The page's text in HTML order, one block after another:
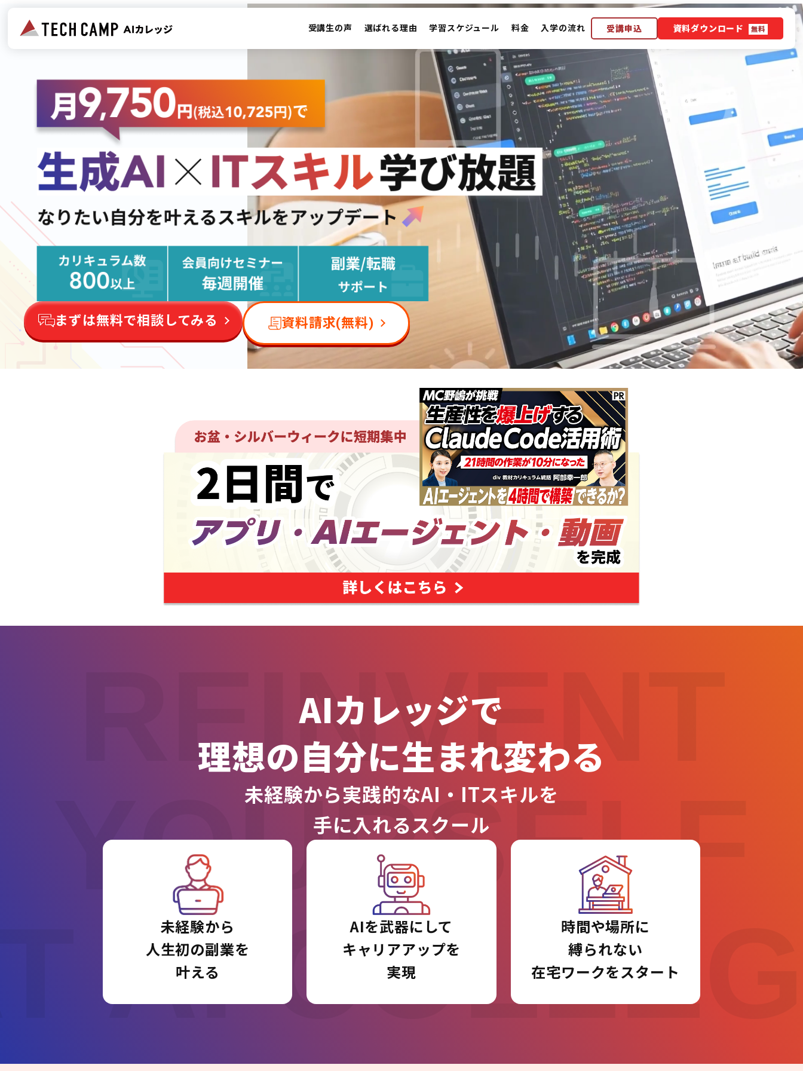
受講生の声 選ばれる理由 学習スケジュール 料金 入学の流れ 受講申込 資料ダウンロード 無料
まずは無料で相談してみる 資料請求(無料)
REINVENT
YOURSELF
AI
AIカレッジで
理想の自分に生まれ変わる
未経験から実践的なAI・ITスキルを
手に入れるスクール
未経験から
人生初の副業を
叶える
AIを武器にして
キャリアアップを
実現
時間や場所に
縛られない
在宅ワークをスタート